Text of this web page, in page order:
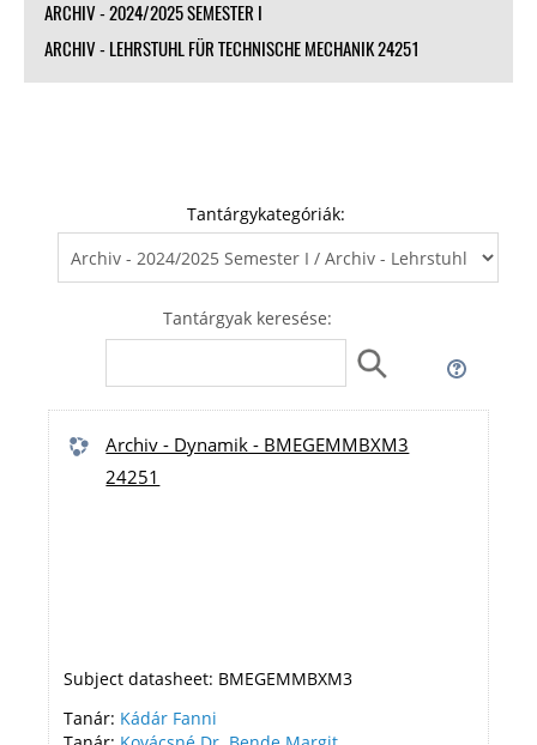
ARCHIV - 2024/2025 SEMESTER I
ARCHIV - LEHRSTUHL FÜR TECHNISCHE MECHANIK 24251
Tantárgykategóriák:
Tantárgyak keresése:
Archiv - Dynamik - BMEGEMMBXM3
24251
Subject datasheet: BMEGEMMBXM3
Tanár: Kádár Fanni